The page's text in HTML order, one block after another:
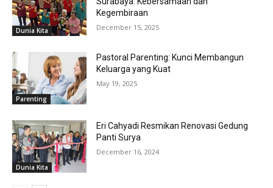
Dunia Kita
Kegembiraan
December 15, 2025
Parenting
Pastoral Parenting: Kunci Membangun
Keluarga yang Kuat
May 19, 2025
Dunia Kita
Eri Cahyadi Resmikan Renovasi Gedung
Panti Surya
December 16, 2024